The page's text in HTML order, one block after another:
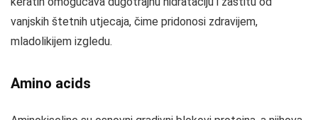
vanjskih štetnih utjecaja, čime pridonosi zdravijem,
mladolikijem izgledu.
Amino acids